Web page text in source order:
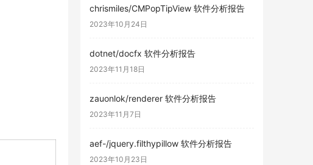
chrismiles/CMPopTipView 软件分析报告
2023年10月24日
dotnet/docfx 软件分析报告
2023年11月18日
zauonlok/renderer 软件分析报告
2023年11月7日
aef-/jquery.filthypillow 软件分析报告
2023年10月23日